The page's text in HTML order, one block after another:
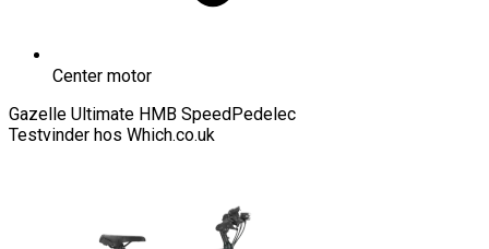
Center motor
Gazelle Ultimate HMB SpeedPedelec
Testvinder hos Which.co.uk